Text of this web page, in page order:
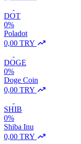
DOT
0%
Poladot
0,00 TRY
DOGE
0%
Doge Coin
0,00 TRY
SHIB
0%
Shiba Inu
0,00 TRY